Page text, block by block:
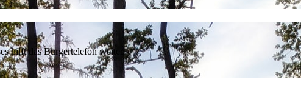
hilft das Bürgertelefon weiter.